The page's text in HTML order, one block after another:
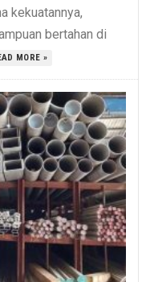
kekuatannya,
bertahan di
MORE »